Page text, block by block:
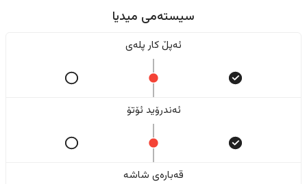
سیستەمی میدیا
ئەپڵ کار پلەی
ئەندرۆید ئۆتۆ
قەبارەی شاشە